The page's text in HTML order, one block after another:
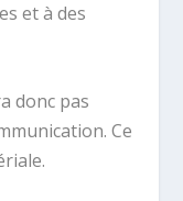
et à des
donc pas
Ce